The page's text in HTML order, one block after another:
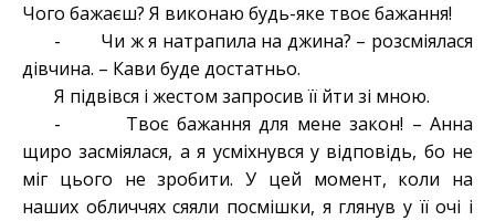
Чого бажаєш? Я виконаю будь-яке твоє бажання!
- Чи ж я натрапила на джина? – розсміялася
дівчина. – Кави буде достатньо.
Я підвівся і жестом запросив її йти зі мною.
- Твоє бажання для мене закон! – Анна
щиро засміялася, а я усміхнувся у відповідь, бо не
міг цього не зробити. У цей момент, коли на
наших обличчях сяяли посмішки, я глянув у її очі і